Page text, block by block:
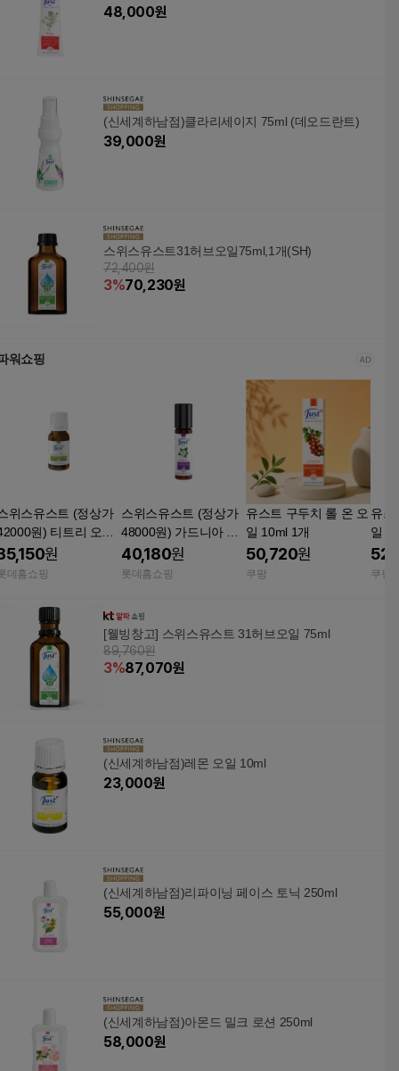
48,000원
(신세계하남점)클라리세이지 75ml (데오드란트)
39,000원
스위스유스트31허브오일75ml,1개(SH)
72,400원
3%70,230원
워쇼핑
위스유스트 (정상가
원) 티트리 오일
원
데홈쇼핑
스위스유스트 (정상가
48000원) 가드니아 롤
온 10ml
40,180원
롯데홈쇼핑
유스트 구두치 롤 온 오
일 10ml 1개
50,720원
쿠팡
유스
쿠팡
[웰빙창고] 스위스유스트 31허브오일 75ml
89,760원
3%87,070원
(신세계하남점)레몬 오일 10ml
23,000원
(신세계하남점)리파이닝 페이스 토닉 250ml
55,000원
(신세계하남점)아몬드 밀크 로션 250ml
58,000원